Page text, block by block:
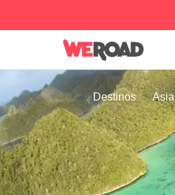
Destinos Asia